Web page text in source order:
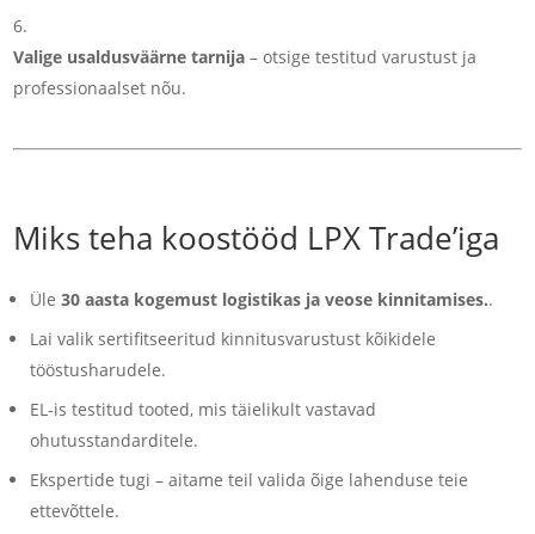
Valige usaldusväärne tarnija – otsige testitud varustust ja
professionaalset nõu.
Miks teha koostööd LPX Trade’iga
Üle30 aasta kogemust logistikas ja veose kinnitamises..
Lai valik sertifitseeritud kinnitusvarustust kõikidele
tööstusharudele.
EL-is testitud tooted, mis täielikult vastavad
ohutusstandarditele.
Ekspertide tugi – aitame teil valida õige lahenduse teie
ettevõttele.